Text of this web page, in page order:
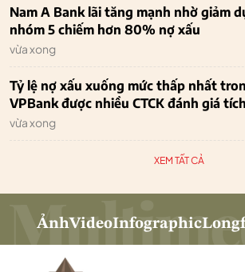
Nam A Bank lãi tăng mạnh nhờ giảm
nhóm 5 chiếm hơn 80% nợ xấu
vừa xong
Tỷ lệ nợ xấu xuống mức thấp nhất
VPBank được nhiều CTCK đánh giá
vừa xong
XEM TẤT CẢ
ẢnhVideoInfographic